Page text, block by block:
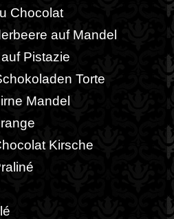
Chocolat
auf Mandel
Pistazie
Torte
Mandel
Kirsche